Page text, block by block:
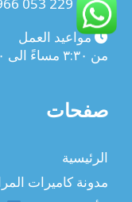
053 229 9985
مواعيد العمل
من ٣:٣٠ مساءً الى ١١:٠٠ مساءً
صفحات
الرئيسية
مدونة كاميرات